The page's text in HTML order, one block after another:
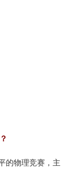
的物理竞赛，主